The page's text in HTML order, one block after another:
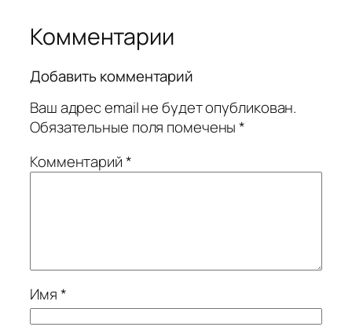
Комментарии
Добавить комментарий
Ваш адрес email не будет опубликован.
Обязательные поля помечены*
Комментарий*
Имя*